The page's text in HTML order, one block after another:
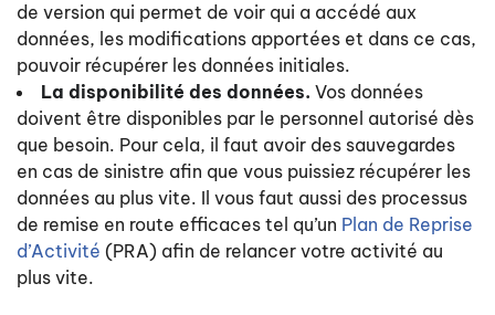
de version qui permet de voir qui a accédé aux
données, les modifications apportées et dans ce cas,
pouvoir récupérer les données initiales.
La disponibilité des données. Vos données
doivent être disponibles par le personnel autorisé dès
que besoin. Pour cela, il faut avoir des sauvegardes
en cas de sinistre afin que vous puissiez récupérer les
données au plus vite. Il vous faut aussi des processus
de remise en route efficaces tel qu’un Plan de Reprise
d’Activité (PRA) afin de relancer votre activité au
plus vite.